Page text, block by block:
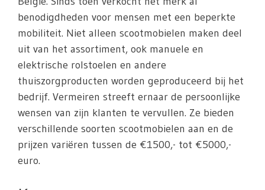
benodigdheden voor mensen met een beperkte
mobiliteit. Niet alleen scootmobielen maken deel
uit van het assortiment, ook manuele en
elektrische rolstoelen en andere
thuiszorgproducten worden geproduceerd bij het
bedrijf. Vermeiren streeft ernaar de persoonlijke
wensen van zijn klanten te vervullen. Ze bieden
verschillende soorten scootmobielen aan en de
prijzen variëren tussen de €1500,- tot €5000,-
euro.